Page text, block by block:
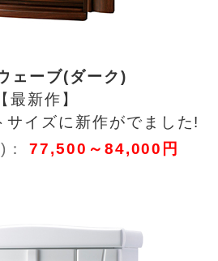
ェーブ(ダーク)
【最新作】
サイズに新作がでました!
)：77,500～84,000円